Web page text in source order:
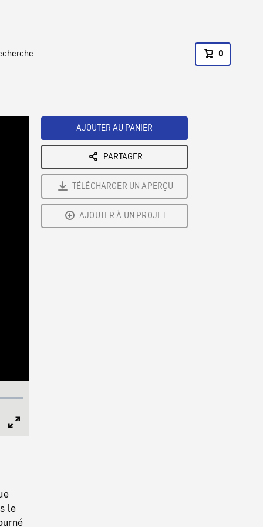
0
le
AJOUTER AU PANIER
PARTAGER
TÉLÉCHARGER UN APERÇU
AJOUTER À UN PROJET